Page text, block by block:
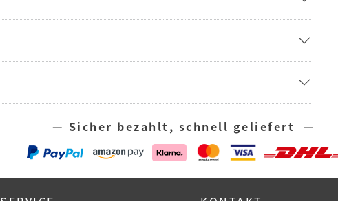
— Sicher bezahlt, schnell geliefert —